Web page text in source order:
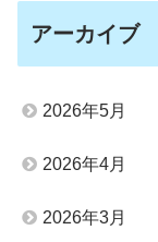
アーカイブ
2026年5月
2026年4月
2026年3月